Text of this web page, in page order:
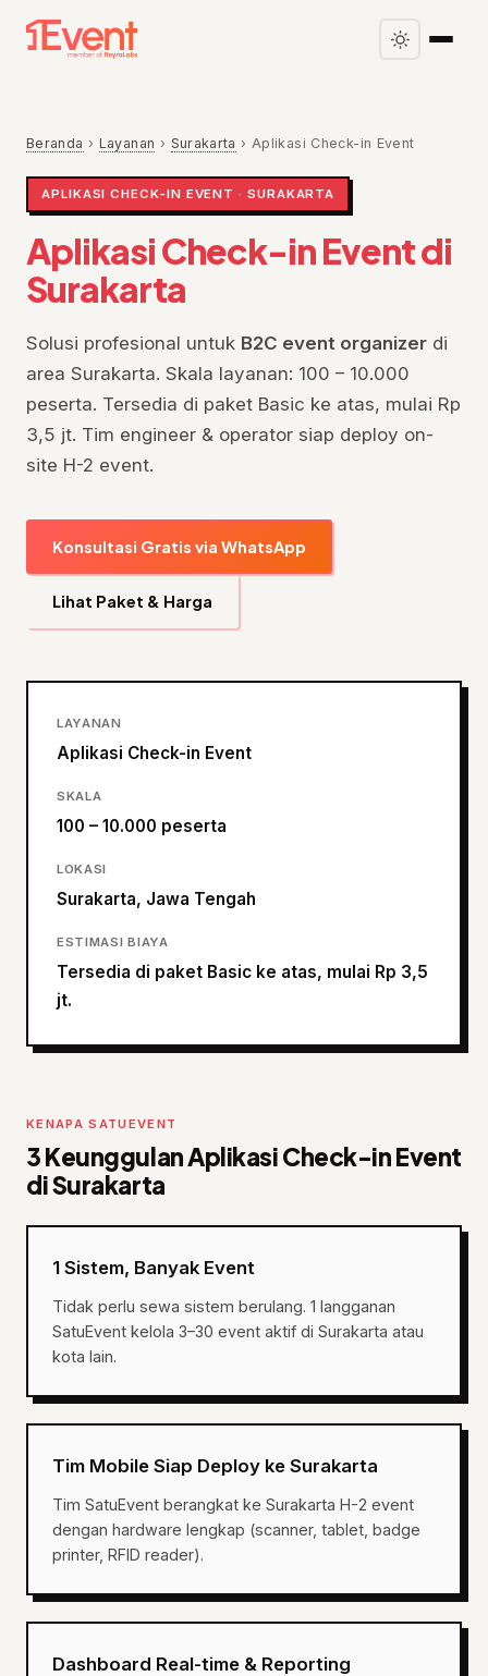
Beranda › Layanan › Surakarta › Aplikasi Check-in Event
APLIKASI CHECK-IN EVENT · SURAKARTA
Aplikasi Check-in Event di
Surakarta
Solusi profesional untuk B2C event organizer di
area Surakarta. Skala layanan: 100 – 10.000
peserta. Tersedia di paket Basic ke atas, mulai Rp
3,5 jt. Tim engineer & operator siap deploy on-
site H-2 event.
Konsultasi Gratis via WhatsApp
Lihat Paket & Harga
LAYANAN
Aplikasi Check-in Event
SKALA
100 – 10.000 peserta
LOKASI
Surakarta, Jawa Tengah
ESTIMASI BIAYA
Tersedia di paket Basic ke atas, mulai Rp 3,5
jt.
KENAPA SATUEVENT
3 Keunggulan Aplikasi Check-in Event
di Surakarta
1 Sistem, Banyak Event
Tidak perlu sewa sistem berulang. 1 langganan
SatuEvent kelola 3–30 event aktif di Surakarta atau
kota lain.
Tim Mobile Siap Deploy ke Surakarta
Tim SatuEvent berangkat ke Surakarta H-2 event
dengan hardware lengkap (scanner, tablet, badge
printer, RFID reader).
Dashboard Real-time & Reporting